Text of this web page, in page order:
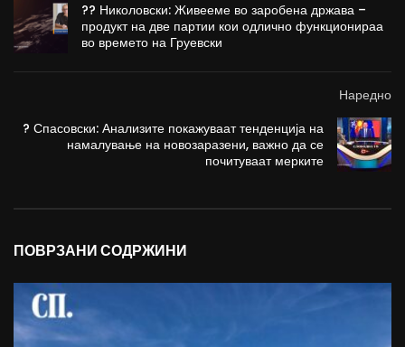
?? Николовски: Живееме во заробена држава –
продукт на две партии кои одлично функционираа
во времето на Груевски
Наредно
? Спасовски: Анализите покажуваат тенденција на
намалување на новозаразени, важно да се
почитуваат мерките
ПОВРЗАНИ СОДРЖИНИ